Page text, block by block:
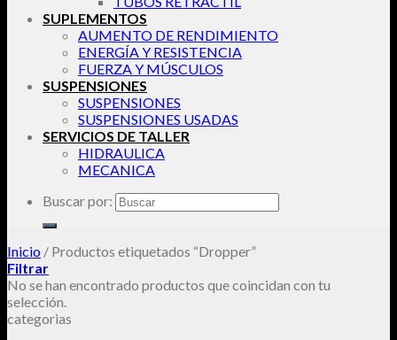
SUPLEMENTOS
AUMENTO DE RENDIMIENTO
ENERGÍA Y RESISTENCIA
FUERZA Y MÚSCULOS
SUSPENSIONES
SUSPENSIONES
SUSPENSIONES USADAS
SERVICIOS DE TALLER
HIDRAULICA
MECANICA
Buscar por:
Inicio / Productos etiquetados “Dropper”
Filtrar
No se han encontrado productos que coincidan con tu
selección.
categorias